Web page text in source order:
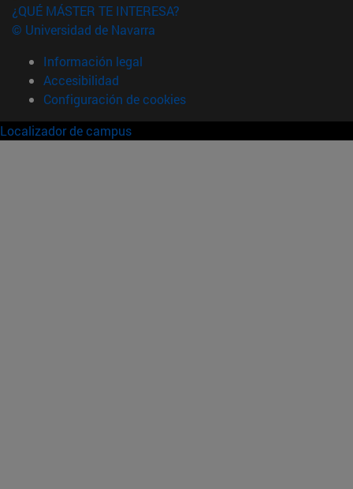
¿QUÉ MÁSTER TE INTERESA?
© Universidad de Navarra
Información legal
Accesibilidad
Configuración de cookies
Localizador de campus